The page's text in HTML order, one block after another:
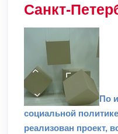
Санкт-
По
социальной
реализован проект,